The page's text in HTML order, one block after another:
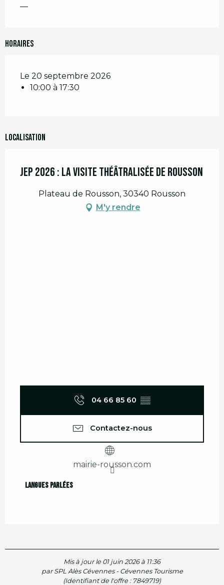
—
Horaires
Le 20 septembre 2026
10:00 à 17:30
Localisation
JEP 2026 : La Visite théâtralisée de Rousson
Plateau de Rousson, 30340 Rousson
M'y rendre
04 66 85 60 ▒▒
Contactez-nous
mairie-rousson.com
Langues parlées
Langues parlées
Mis à jour le 01 juin 2026 à 11:36
par SPL Alès Cévennes - Cévennes Tourisme
(Identifiant de l'offre : 7849719)